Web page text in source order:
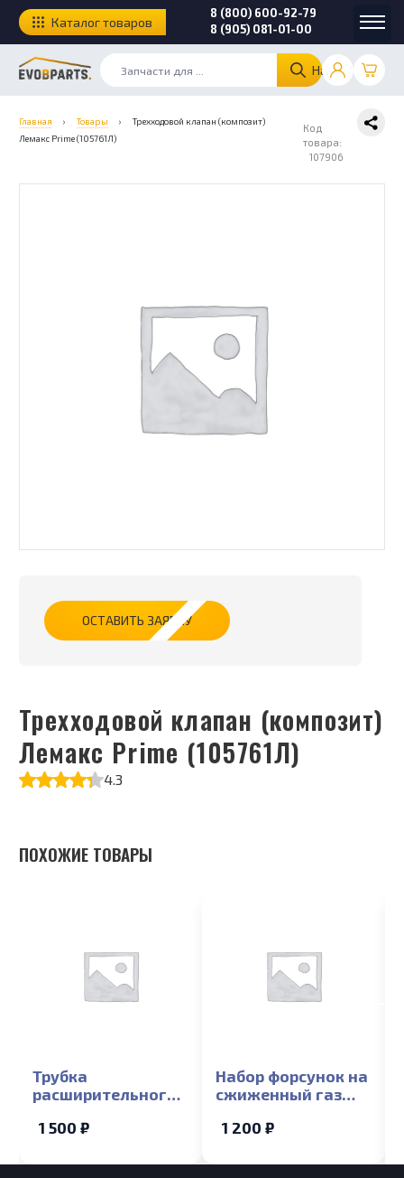
Найти
8 (800) 600-92-79
8 (905) 081-01-00
Каталог товаров
Главная › Товары ›
Трехходовой клапан (композит)
Лемакс Prime (105761Л)
Код
товара:
107906
Трехходовой клапан (композит)
Лемакс Prime (105761Л)
4.3
ОСТАВИТЬ ЗАЯВКУ
ПОХОЖИЕ ТОВАРЫ
Трубка
расширительного
(медная) Лемакс
1 500 ₽
Набор форсунок на
сжиженный газ
Классик 10 кВт
1 200 ₽